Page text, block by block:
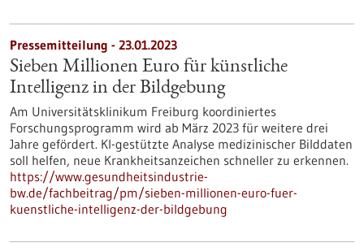
Pressemitteilung - 23.01.2023
Sieben Millionen Euro für künstliche
Intelligenz in der Bildgebung
Am Universitätsklinikum Freiburg koordiniertes
Forschungsprogramm wird ab März 2023 für weitere drei
Jahre gefördert. KI-gestützte Analyse medizinischer Bilddaten
soll helfen, neue Krankheitsanzeichen schneller zu erkennen.
https://www.gesundheitsindustrie-
bw.de/fachbeitrag/pm/sieben-millionen-euro-fuer-
kuenstliche-intelligenz-der-bildgebung